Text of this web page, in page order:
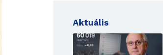
Aktuális